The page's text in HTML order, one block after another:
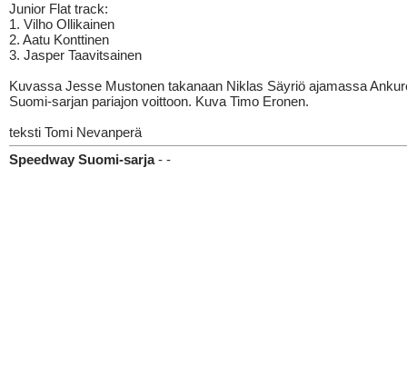
Junior Flat track:
1. Vilho Ollikainen
2. Aatu Konttinen
3. Jasper Taavitsainen
Kuvassa Jesse Mustonen takanaan Niklas Säyriö ajamassa
Suomi-sarjan pariajon voittoon. Kuva Timo Eronen.
teksti Tomi Nevanperä
Speedway Suomi-sarja- -